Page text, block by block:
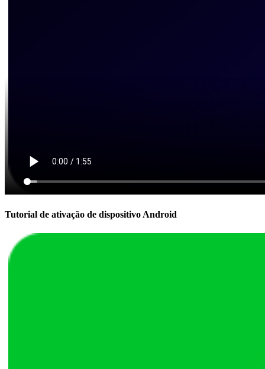
Tutorial de ativação de dispositivo Android